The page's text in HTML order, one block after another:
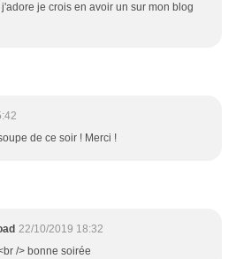
je crois en avoir un sur mon blog
de ce soir ! Merci !
22/10/2019 18:32
/> bonne soirée